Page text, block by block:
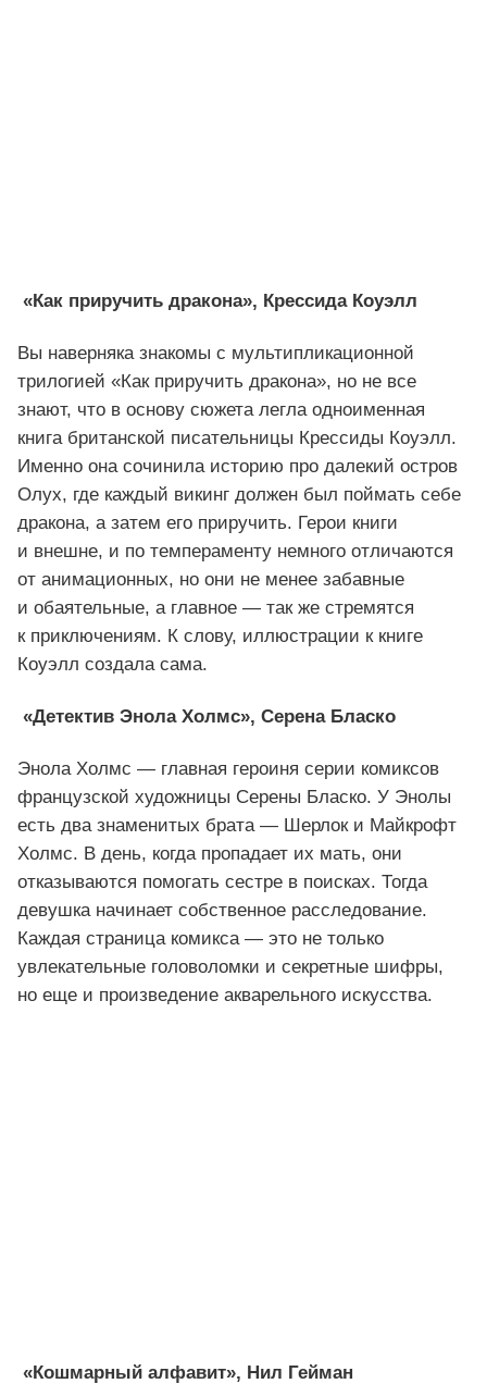
«Как приручить дракона», Крессида Коуэлл
Вы наверняка знакомы с мультипликационной
трилогией «Как приручить дракона», но не все
знают, что в основу сюжета легла одноименная
книга британской писательницы Крессиды Коуэлл.
Именно она сочинила историю про далекий остров
Олух, где каждый викинг должен был поймать себе
дракона, а затем его приручить. Герои книги
и внешне, и по темпераменту немного отличаются
от анимационных, но они не менее забавные
и обаятельные, а главное — так же стремятся
к приключениям. К слову, иллюстрации к книге
Коуэлл создала сама.
«Детектив Энола Холмс», Серена Бласко
Энола Холмс — главная героиня серии комиксов
французской художницы Серены Бласко. У Энолы
есть два знаменитых брата — Шерлок и Майкрофт
Холмс. В день, когда пропадает их мать, они
отказываются помогать сестре в поисках. Тогда
девушка начинает собственное расследование.
Каждая страница комикса — это не только
увлекательные головоломки и секретные шифры,
но еще и произведение акварельного искусства.
«Кошмарный алфавит», Нил Гейман